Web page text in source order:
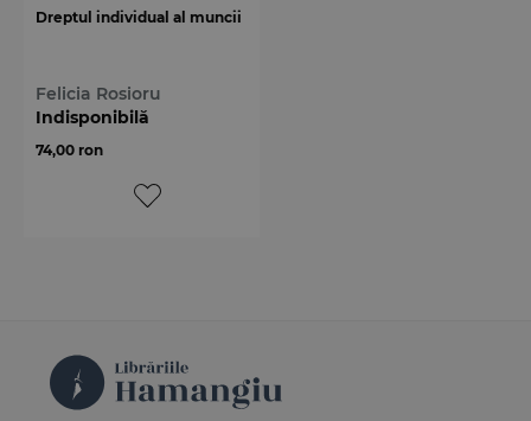
Dreptul individual al muncii
Felicia Rosioru
Indisponibilă
74,00 ron